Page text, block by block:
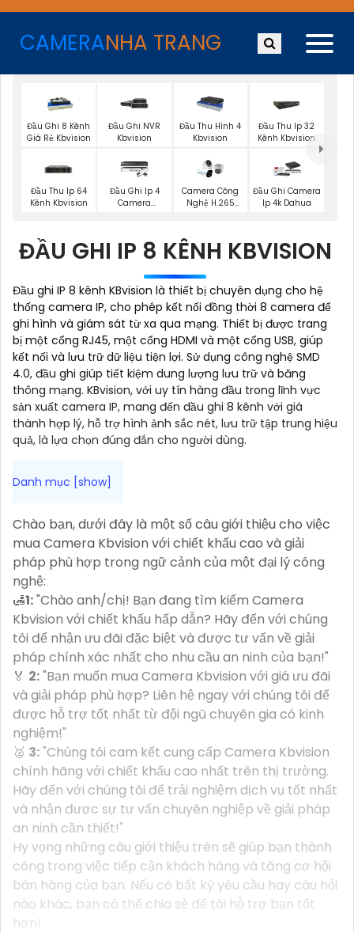
CAMERANHA TRANG
Đầu Ghi 8 Kênh
Giá Rẻ Kbvision
Đầu Ghi NVR
Kbvision
Đầu Thu Hình 4
Kbvision
Đầu Thu Ip 32
Kênh Kbvision
Đầu Thu Ip 64
Kênh Kbvision
Đầu Ghi Ip 4
Camera
Camera Công
Nghệ H.265
Đầu Ghi Camera
Ip 4k Dahua
ĐẦU GHI IP 8 KÊNH KBVISION
Đầu ghi IP 8 kênh KBvision là thiết bị chuyên dụng cho hệ
thống camera IP, cho phép kết nối đồng thời 8 camera để
ghi hình và giám sát từ xa qua mạng. Thiết bị được trang
bị một cổng RJ45, một cổng HDMI và một cổng USB, giúp
kết nối và lưu trữ dữ liệu tiện lợi. Sử dụng công nghệ SMD
4.0, đầu ghi giúp tiết kiệm dung lượng lưu trữ và băng
thông mạng. KBvision, với uy tín hàng đầu trong lĩnh vực
sản xuất camera IP, mang đến đầu ghi 8 kênh với giá
thành hợp lý, hỗ trợ hình ảnh sắc nét, lưu trữ tập trung hiệu
quả, là lựa chọn đúng đắn cho người dùng.
Chào bạn, dưới đây là một số câu giới thiệu cho việc
mua Camera Kbvision với chiết khấu cao và giải
pháp phù hợp trong ngữ cảnh của một đại lý công
nghệ:
🛃1:"Chào anh/chị! Bạn đang tìm kiếm Camera
Kbvision với chiết khấu hấp dẫn? Hãy đến với chúng
tôi để nhận ưu đãi đặc biệt và được tư vấn về giải
pháp chính xác nhất cho nhu cầu an ninh của bạn!"
️🏅️ 2:"Bạn muốn mua Camera Kbvision với giá ưu đãi
và giải pháp phù hợp? Liên hệ ngay với chúng tôi để
được hỗ trợ tốt nhất từ đội ngũ chuyên gia có kinh
nghiệm!"
️🥈 3:"Chúng tôi cam kết cung cấp Camera Kbvision
chính hãng với chiết khấu cao nhất trên thị trường.
Hãy đến với chúng tôi để trải nghiệm dịch vụ tốt nhất
và nhận được sự tư vấn chuyên nghiệp về giải pháp
an ninh cần thiết!"
Hy vọng những câu giới thiệu trên sẽ giúp bạn thành
công trong việc tiếp cận khách hàng và tăng cơ hội
bán hàng của bạn. Nếu có bất kỳ yêu cầu hay câu hỏi
nào khác, bạn có thể chia sẻ để tôi hỗ trợ bạn tốt
hơn!